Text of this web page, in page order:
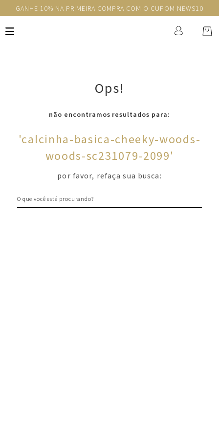
GANHE 10% NA PRIMEIRA COMPRA COM O CUPOM NEWS10
Ops!
não encontramos resultados para:
'calcinha-basica-cheeky-woods-
woods-sc231079-2099'
por favor, refaça sua busca: